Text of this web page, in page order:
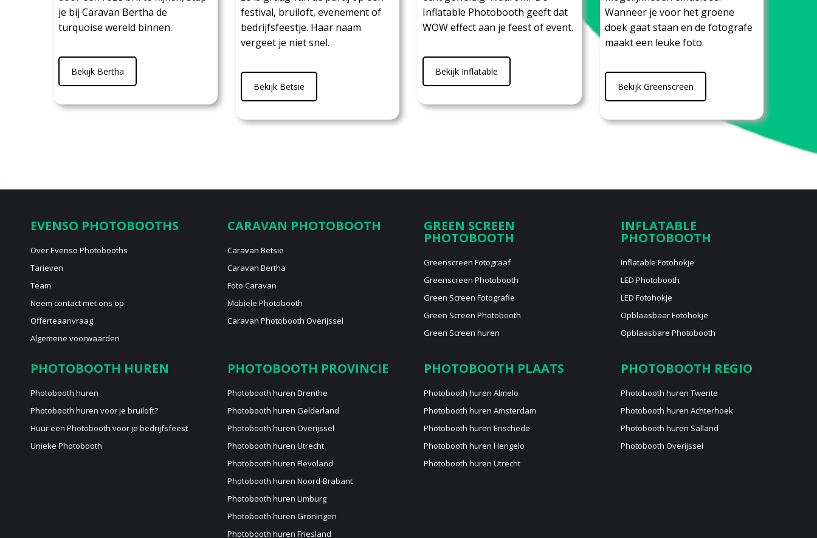
je bij Caravan Bertha de
turquoise wereld binnen.
Bekijk Bertha
festival, bruiloft, evenement of
bedrijfsfeestje. Haar naam
vergeet je niet snel.
Bekijk Betsie
Inflatable Photobooth geeft dat
WOW effect aan je feest of event.
Bekijk Inflatable
Wanneer je voor het groene
doek gaat staan en de fotografe
maakt een leuke foto.
Bekijk Greenscreen
EVENSO PHOTOBOOTHS
Over Evenso Photobooths
Tarieven
Team
Neem contact met ons op
Offerteaanvraag
Algemene voorwaarden
CARAVAN PHOTOBOOTH
Caravan Betsie
Caravan Bertha
Foto Caravan
Mobiele Photobooth
Caravan Photobooth Overijssel
GREEN SCREEN
PHOTOBOOTH
Greenscreen Fotograaf
Greenscreen Photobooth
Green Screen Fotografie
Green Screen Photobooth
Green Screen huren
INFLATABLE
PHOTOBOOTH
Inflatable Fotohokje
LED Photobooth
LED Fotohokje
Opblaasbaar Fotohokje
Opblaasbare Photobooth
PHOTOBOOTH HUREN
Photobooth huren
Photobooth huren voor je bruiloft?
Huur een Photobooth voor je bedrijfsfeest
Unieke Photobooth
PHOTOBOOTH PROVINCIE
Photobooth huren Drenthe
Photobooth huren Gelderland
Photobooth huren Overijssel
Photobooth huren Utrecht
Photobooth huren Flevoland
Photobooth huren Noord-Brabant
Photobooth huren Limburg
Photobooth huren Groningen
Photobooth huren Friesland
PHOTOBOOTH PLAATS
Photobooth huren Almelo
Photobooth huren Amsterdam
Photobooth huren Enschede
Photobooth huren Hengelo
Photobooth huren Utrecht
PHOTOBOOTH REGIO
Photobooth huren Twente
Photobooth huren Achterhoek
Photobooth huren Salland
Photobooth Overijssel